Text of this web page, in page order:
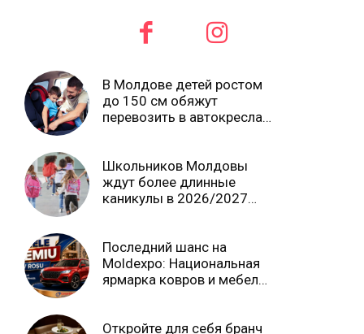
В Молдове детей ростом
до 150 см обяжут
перевозить в автокреслах
Школьников Молдовы
ждут более длинные
каникулы в 2026/2027
Последний шанс на
Moldexpo: Национальная
ярмарка ковров и мебели
Откройте для себя бранч